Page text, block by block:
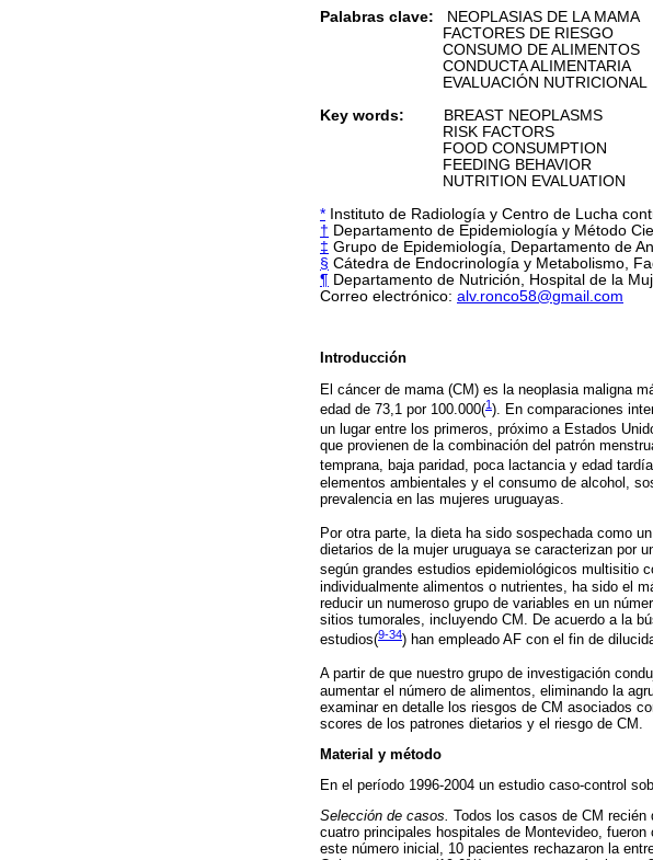
Palabras clave:
NEOPLASIAS DE LA MAMA
FACTORES DE RIESGO
CONSUMO DE ALIMENTOS
CONDUCTA ALIMENTARIA
EVALUACIÓN NUTRICIONAL
Key words:
BREAST NEOPLASMS
RISK FACTORS
FOOD CONSUMPTION
FEEDING BEHAVIOR
NUTRITION EVALUATION
* Instituto de Radiología y Centro de Lucha
† Departamento de Epidemiología y Método
‡ Grupo de Epidemiología, Departamento de
§ Cátedra de Endocrinología y Metabolismo,
¶ Departamento de Nutrición, Hospital de la
Correo electrónico: alv.ronco58@gmail.com
Introducción
El cáncer de mama (CM) es la neoplasia maligna
edad de 73,1 por 100.000(1) . En comparaciones
un lugar entre los primeros, próximo a Estados
que provienen de la combinación del patrón
temprana, baja paridad, poca lactancia y edad
elementos ambientales y el consumo de alcohol,
prevalencia en las mujeres uruguayas.
Por otra parte, la dieta ha sido sospechada como
dietarios de la mujer uruguaya se caracterizan por
según grandes estudios epidemiológicos multisitio
individualmente alimentos o nutrientes, ha sido el
reducir un numeroso grupo de variables en un
sitios tumorales, incluyendo CM. De acuerdo a la
estudios(9-34) han empleado AF con el fin de
A partir de que nuestro grupo de investigación
aumentar el número de alimentos, eliminando la
examinar en detalle los riesgos de CM asociados
scores de los patrones dietarios y el riesgo de CM.
Material y método
En el período 1996-2004 un estudio caso-control
Selección de casos. Todos los casos de CM
cuatro principales hospitales de Montevideo,
este número inicial, 10 pacientes rechazaron la